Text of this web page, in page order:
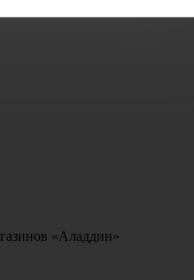
«Аладдин»